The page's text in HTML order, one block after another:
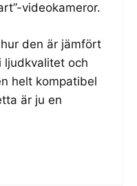
videokameror.
den är jämfört
ljudkvalitet och
helt kompatibel
är ju en